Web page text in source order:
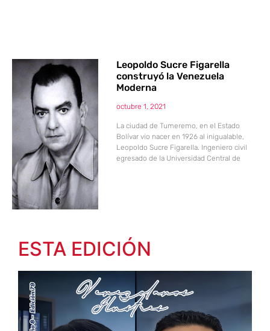
Leopoldo Sucre Figarella
construyó la Venezuela
Moderna
octubre 1, 2021
La ciudad de Tumeremo, en el Estado
Bolívar vio nacer en 1926 al inigualable,
Leopoldo Sucre Figarella. Ingeniero civil
egresado de la Universidad Central de
ESTA EDICIÓN